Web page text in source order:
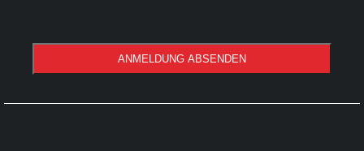
ANMELDUNG ABSENDEN